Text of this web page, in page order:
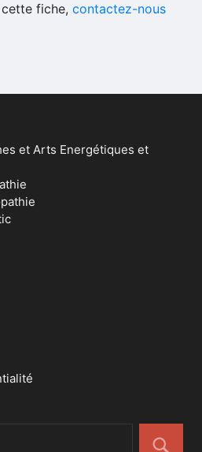
fiche, contactez-nous
et Arts Energétiques et